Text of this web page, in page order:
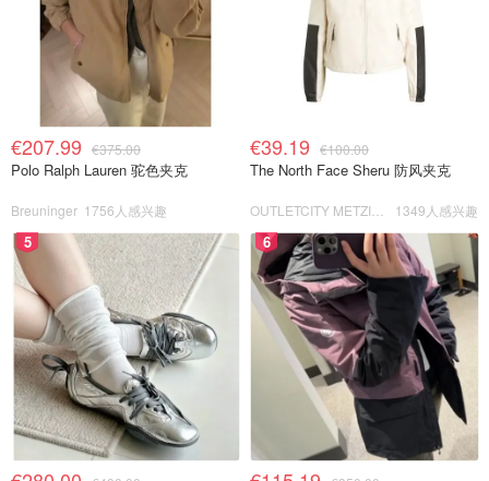
€207.99 €375.00
Polo Ralph Lauren 驼色夹克
Breuninger 1756人感兴趣
€39.19 €100.00
The North Face Sheru 防风夹克
1349人感兴趣
5 6